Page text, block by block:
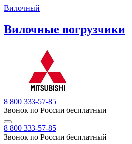
Вилочный
Вилочные погрузчики
8 800 333-57-85
Звонок по России бесплатный
8 800 333-57-85
Звонок по России бесплатный